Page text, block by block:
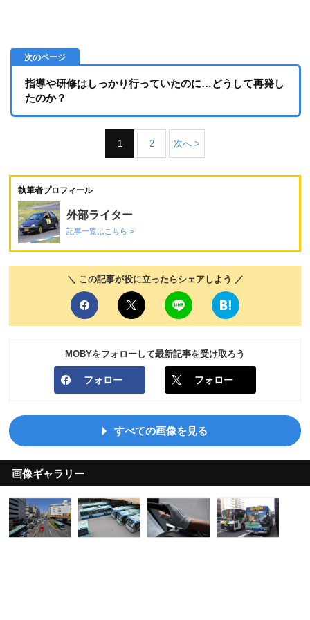
指導や研修はしっかり行っていたのに…どうして再発し
たのか？
1 2 次へ >
執筆者プロフィール
外部ライター
記事一覧はこちら >
＼ この記事が役に立ったらシェアしよう ／
MOBYをフォローして最新記事を受け取ろう
フォロー フォロー
すべての画像を見る
画像ギャラリー